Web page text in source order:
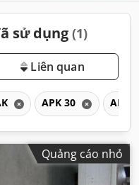
sử dụng (1)
Liên quan
APK 30 APK
Quảng cáo nhỏ